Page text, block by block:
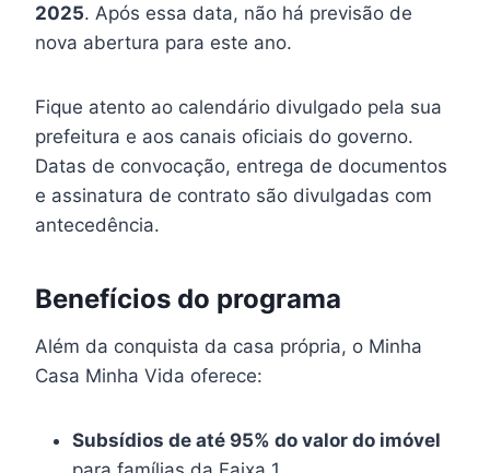
2025. Após essa data, não há previsão de
nova abertura para este ano.
Fique atento ao calendário divulgado pela sua
prefeitura e aos canais oficiais do governo.
Datas de convocação, entrega de documentos
e assinatura de contrato são divulgadas com
antecedência.
Benefícios do programa
Além da conquista da casa própria, o Minha
Casa Minha Vida oferece:
Subsídios de até 95% do valor do imóvel